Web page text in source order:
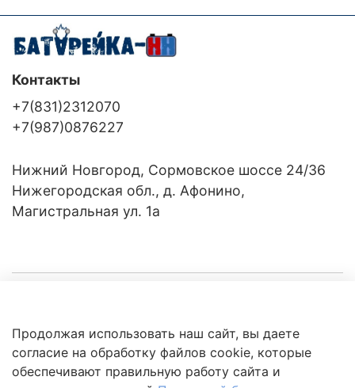
Клиентам
Контакты
+7(831)2312070
+7(987)0876227
Нижний Новгород, Сормовское шоссе 24/36
Нижегородская обл., д. Афонино,
Магистральная ул. 1а
Продолжая использовать наш сайт, вы даете
согласие на обработку файлов cookie, которые
обеспечивают правильную работу сайта и
обработки